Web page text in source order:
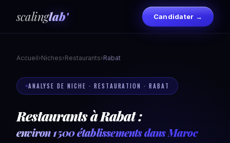
scalinglab' Candidater →
Accueil›Niches›Restaurants›Rabat
ANALYSE DE NICHE · RESTAURATION · RABAT
Restaurants à Rabat :
environ 1 500 établissements dans Maroc